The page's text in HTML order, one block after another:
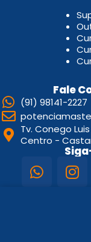
Fale
(91) 98141-2227
Tv. Conego
Centro -